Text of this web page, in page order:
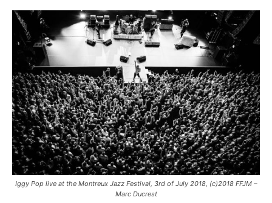
Iggy Pop live at the Montreux Jazz Festival, 3rd of July 2018, (c)2018 FFJM –
Marc Ducrest